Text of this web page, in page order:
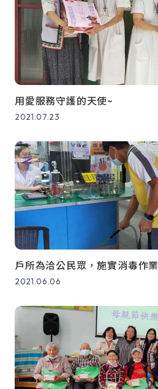
用愛服務守護的天使~
2021.07.23
戶所為洽公民眾，施實消毒作業
2021.06.06